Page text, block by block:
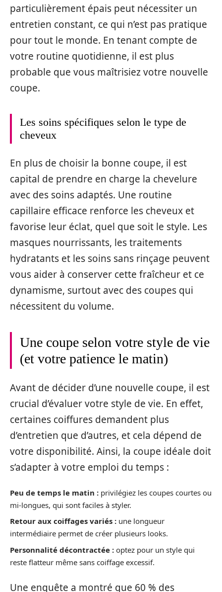
particulièrement épais peut nécessiter un
entretien constant, ce qui n’est pas pratique
pour tout le monde. En tenant compte de
votre routine quotidienne, il est plus
probable que vous maîtrisiez votre nouvelle
coupe.
Les soins spécifiques selon le type de
cheveux
En plus de choisir la bonne coupe, il est
capital de prendre en charge la chevelure
avec des soins adaptés. Une routine
capillaire efficace renforce les cheveux et
favorise leur éclat, quel que soit le style. Les
masques nourrissants, les traitements
hydratants et les soins sans rinçage peuvent
vous aider à conserver cette fraîcheur et ce
dynamisme, surtout avec des coupes qui
nécessitent du volume.
Une coupe selon votre style de vie
(et votre patience le matin)
Avant de décider d’une nouvelle coupe, il est
crucial d’évaluer votre style de vie. En effet,
certaines coiffures demandent plus
d’entretien que d’autres, et cela dépend de
votre disponibilité. Ainsi, la coupe idéale doit
s’adapter à votre emploi du temps :
Peu de temps le matin : privilégiez les coupes courtes ou
mi-longues, qui sont faciles à styler.
Retour aux coiffages variés : une longueur
intermédiaire permet de créer plusieurs looks.
Personnalité décontractée : optez pour un style qui
reste flatteur même sans coiffage excessif.
Une enquête a montré que 60 % des